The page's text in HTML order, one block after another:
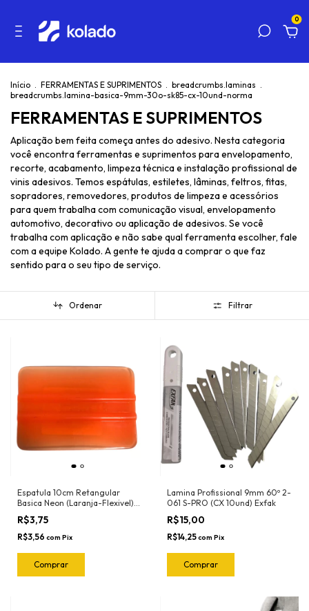
0
Início . FERRAMENTAS E SUPRIMENTOS . breadcrumbs.laminas .
breadcrumbs.lamina-basica-9mm-30o-sk85-cx-10und-norma
FERRAMENTAS E SUPRIMENTOS
Aplicação bem feita começa antes do adesivo. Nesta categoria
você encontra ferramentas e suprimentos para envelopamento,
recorte, acabamento, limpeza técnica e instalação profissional de
vinis adesivos. Temos espátulas, estiletes, lâminas, feltros, fitas,
sopradores, removedores, produtos de limpeza e acessórios
para quem trabalha com comunicação visual, envelopamento
automotivo, decorativo ou aplicação de adesivos. Se você
trabalha com aplicação e não sabe qual ferramenta escolher, fale
com a equipe Kolado. A gente te ajuda a comprar o que faz
sentido para o seu tipo de serviço.
Ordenar Filtrar
Espatula 10cm Retangular
Basica Neon (Laranja-Flexivel)
3030LN Ronek
R$3,75
R$3,56 com Pix
Lamina Profissional 9mm 60º 2-
061 S-PRO (CX 10und) Exfak
R$15,00
R$14,25com Pix